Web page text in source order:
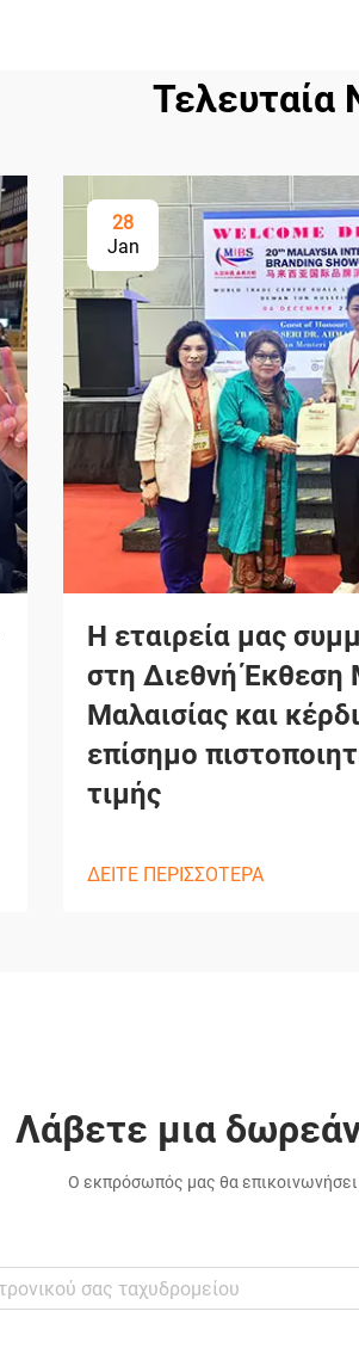
Τελευταία
28
Jan
Η εταιρεία μας
στη Διεθνή Έκθεση
Μαλαισίας και
επίσημο
τιμής
ΔΕΙΤΕ ΠΕΡΙΣΣΟΤΕΡΑ
Λάβετε μια
Ο εκπρόσωπός μας θα επικοινωνήσει